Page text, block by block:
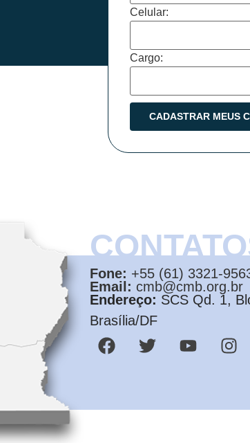
Celular:
Cargo:
Fone: +55 (61) 3321-
Email: cmb@cmb.org.br
Endereço: SCS Qd. 1,
Brasília/DF